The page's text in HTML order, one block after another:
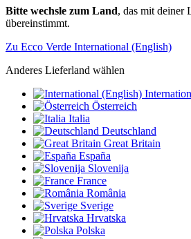
Bitte wechsle zum Land, das mit deiner
übereinstimmt.
Zu Ecco Verde International (English)
Anderes Lieferland wählen
Österreich
Italia
Deutschland
Great Britain
España
Slovenija
France
România
Sverige
Hrvatska
Polska